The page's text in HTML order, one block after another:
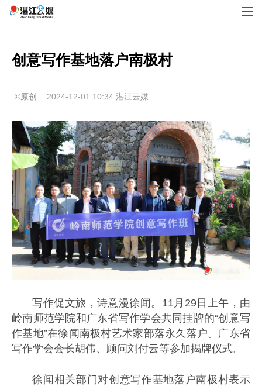
创意写作基地落户南极村
©原创 2024-12-01 10:34 湛江云媒
写作促文旅，诗意漫徐闻。11月29日上午，由
岭南师范学院和广东省写作学会共同挂牌的“创意写
作基地”在徐闻南极村艺术家部落永久落户。广东省
写作学会会长胡伟、顾问刘付云等参加揭牌仪式。
徐闻相关部门对创意写作基地落户南极村表示